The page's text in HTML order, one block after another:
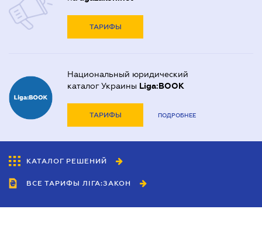
ТАРИФЫ
Национальный юридический
каталог Украины Liga:BOOK
ТАРИФЫ ПОДРОБНЕЕ
КАТАЛОГ РЕШЕНИЙ
ВСЕ ТАРИФЫ ЛІГА:ЗАКОН